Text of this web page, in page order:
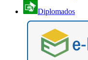
Diplomados